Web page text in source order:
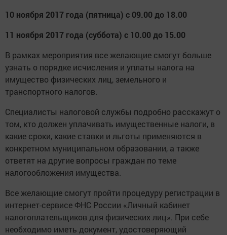
10 ноября 2017 года (пятница) с 09.00 до 18.00
11 ноября 2017 года (суббота) с 10.00 до 15.00
В рамках мероприятия все желающие смогут больше
узнать о порядке исчисления и уплаты налога на
имущество физических лиц, земельного и
транспортного налогов.
Специалисты налоговой службы подробно расскажут о
том, кто должен уплачивать имущественные налоги, в
какие сроки, какие ставки и льготы применяются в
конкретном муниципальном образовании, а также
ответят на другие вопросы граждан по теме
налогообложения имущества.
Все желающие смогут пройти процедуру регистрации в
интернет-сервисе ФНС России «Личный кабинет
налогоплательщиков для физических лиц». При себе
необходимо иметь документ, удостоверяющий